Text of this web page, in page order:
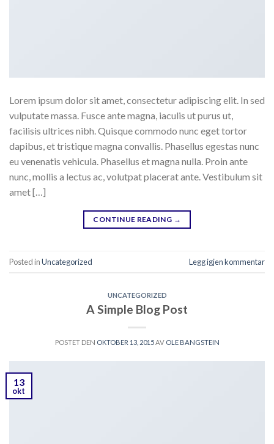
Lorem ipsum dolor sit amet, consectetur adipiscing elit. In sed
vulputate massa. Fusce ante magna, iaculis ut purus ut,
facilisis ultrices nibh. Quisque commodo nunc eget tortor
dapibus, et tristique magna convallis. Phasellus egestas nunc
eu venenatis vehicula. Phasellus et magna nulla. Proin ante
nunc, mollis a lectus ac, volutpat placerat ante. Vestibulum sit
amet […]
CONTINUE READING →
Posted inUncategorized Legg igjen kommentar
UNCATEGORIZED
A Simple Blog Post
POSTET DEN OKTOBER 13, 2015AV OLE BANGSTEIN
13
okt